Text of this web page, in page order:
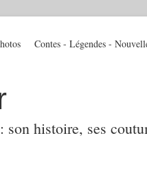
histoire, ses
Contes - Légendes -